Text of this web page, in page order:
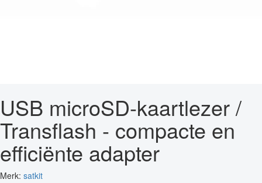
USB microSD-kaartlezer /
Transflash - compacte en
efficiënte adapter
Merk: satkit